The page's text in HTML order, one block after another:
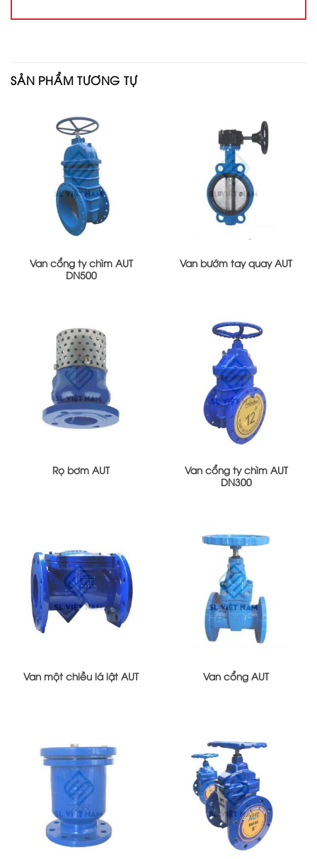
SẢN PHẨM TƯƠNG TỰ
Van cổng ty chìm AUT
DN500
Van bướm tay quay AUT
Rọ bơm AUT
Van cổng ty chìm AUT
DN300
Van một chiều lá lật AUT Van cổng AUT